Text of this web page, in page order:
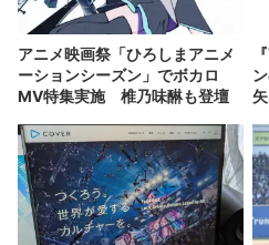
アニメ映画祭「ひろしまアニメ
ーションシーズン」でボカロ
MV特集実施 椎乃味醂も登壇